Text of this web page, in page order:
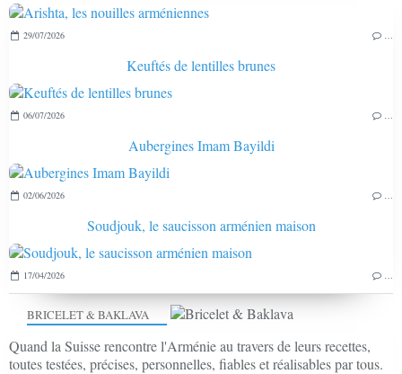
BRICELET & BAKLAVA
Quand la Suisse rencontre l'Arménie au travers de leurs recettes,
toutes testées, précises, personnelles, fiables et réalisables par tous.
29/07/2026
Keuftés de lentilles brunes
06/07/2026
Aubergines Imam Bayildi
02/06/2026
Soudjouk, le saucisson arménien maison
17/04/2026